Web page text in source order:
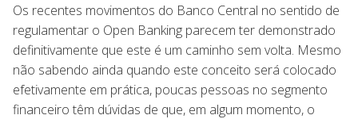
Os recentes movimentos do Banco Central no sentido de
regulamentar o Open Banking parecem ter demonstrado
definitivamente que este é um caminho sem volta. Mesmo
não sabendo ainda quando este conceito será colocado
efetivamente em prática, poucas pessoas no segmento
financeiro têm dúvidas de que, em algum momento, o